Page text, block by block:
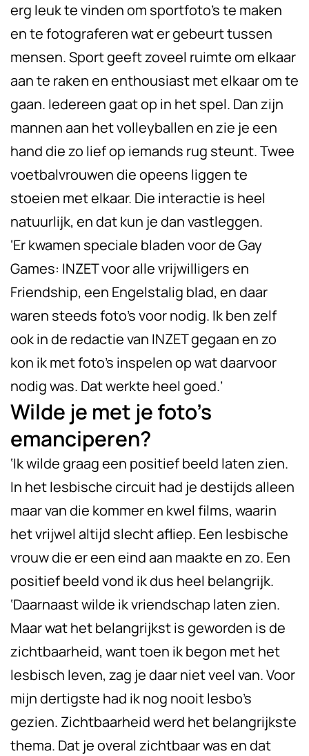
erg leuk te vinden om sportfoto’s te maken
en te fotograferen wat er gebeurt tussen
mensen. Sport geeft zoveel ruimte om elkaar
aan te raken en enthousiast met elkaar om te
gaan. Iedereen gaat op in het spel. Dan zijn
mannen aan het volleyballen en zie je een
hand die zo lief op iemands rug steunt. Twee
voetbalvrouwen die opeens liggen te
stoeien met elkaar. Die interactie is heel
natuurlijk, en dat kun je dan vastleggen.
‘Er kwamen speciale bladen voor de Gay
Games: INZET voor alle vrijwilligers en
Friendship, een Engelstalig blad, en daar
waren steeds foto’s voor nodig. Ik ben zelf
ook in de redactie van INZET gegaan en zo
kon ik met foto’s inspelen op wat daarvoor
nodig was. Dat werkte heel goed.’
Wilde je met je foto’s
emanciperen?
‘Ik wilde graag een positief beeld laten zien.
In het lesbische circuit had je destijds alleen
maar van die kommer en kwel films, waarin
het vrijwel altijd slecht afliep. Een lesbische
vrouw die er een eind aan maakte en zo. Een
positief beeld vond ik dus heel belangrijk.
‘Daarnaast wilde ik vriendschap laten zien.
Maar wat het belangrijkst is geworden is de
zichtbaarheid, want toen ik begon met het
lesbisch leven, zag je daar niet veel van. Voor
mijn dertigste had ik nog nooit lesbo’s
gezien. Zichtbaarheid werd het belangrijkste
thema. Dat je overal zichtbaar was en dat